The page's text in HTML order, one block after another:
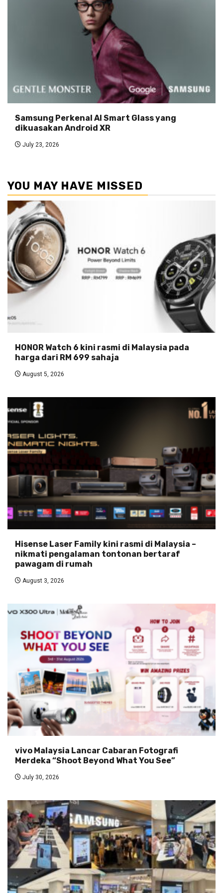
Samsung Perkenal AI Smart Glass yang
dikuasakan Android XR
July 23, 2026
YOU MAY HAVE MISSED
HONOR Watch 6 kini rasmi di Malaysia pada
harga dari RM 699 sahaja
August 5, 2026
Hisense Laser Family kini rasmi di Malaysia –
nikmati pengalaman tontonan bertaraf
pawagam di rumah
August 3, 2026
vivo Malaysia Lancar Cabaran Fotografi
Merdeka “Shoot Beyond What You See”
July 30, 2026